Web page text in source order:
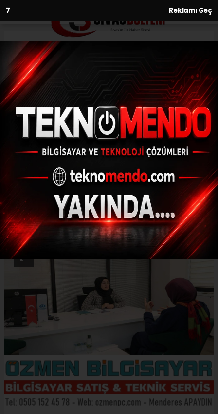
6 Reklamı Geç
Anasayfa Gündem
Sultangazi’de kadın ve
çocuklara ücretsiz
danışmanlık hizmeti
GÜNDEM
(İHA) - İhlas Haber Ajansı | 27.06.2024 - 12:05, Güncelleme:
27.06.2024 - 11:40
Sultangazi’de kadın ve çocuklara ücretsiz
danışmanlık hizmeti
ABONE OL